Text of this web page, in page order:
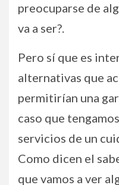
preocuparse de
va a ser?.
Pero sí que es
alternativas que
permitirían una
caso que
servicios de un
Como dicen el
que vamos a ver